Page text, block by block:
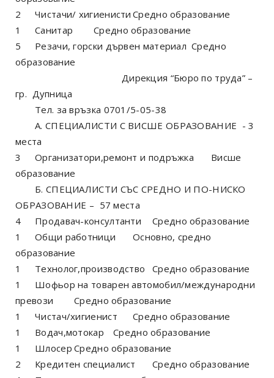
2
Чистачи/ хигиенисти Средно образование
1
Санитар
Средно образование
5
Резачи, горски дървен материал Средно
образование
Дирекция “Бюро по труда” –
гр. Дупница
Тел. за връзка 0701/5-05-38
А. СПЕЦИАЛИСТИ С ВИСШЕ ОБРАЗОВАНИЕ - 3
места
3
Организатори,ремонт и подръжка
Висше
образование
Б. СПЕЦИАЛИСТИ СЪС СРЕДНО И ПО-НИСКО
ОБРАЗОВАНИЕ – 57 места
4
Продавач-консултанти
Средно образование
1
Общи работници
Основно, средно
образование
1
Технолог,производство
Средно образование
1
Шофьор на товарен автомобил/международни
превози
Средно образование
1
Чистач/хигиенист
Средно образование
1
Водач,мотокар
Средно образование
1
Шлосер Средно образование
2
Кредитен специалист
Средно образование